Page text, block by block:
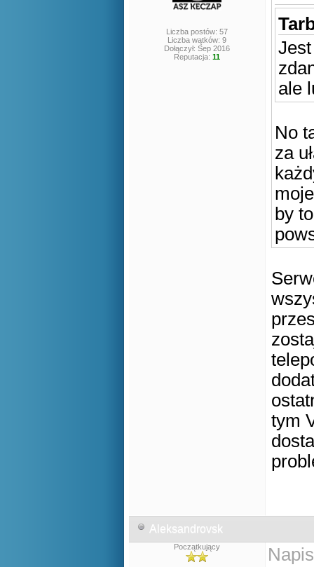
Liczba postów: 57
Liczba wątków: 9
Dołączył: Sep 2016
Reputacja: 11
ale
No
za
by
tym
Aleksandrovsk
Początkujący